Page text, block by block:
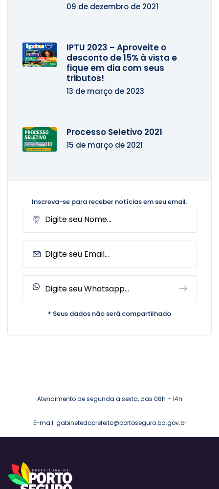
09 de dezembro de 2021
IPTU 2023 – Aproveite o
desconto de 15% à vista e
fique em dia com seus
tributos!
13 de março de 2023
Processo Seletivo 2021
15 de março de 2021
Inscreva-se para receber notíciasem seu email.
* Seus dados não será compartilhado
Atendimento de segunda a sexta, das 08h – 14h
E-mail: gabinetedoprefeito@portoseguro.ba.gov.br